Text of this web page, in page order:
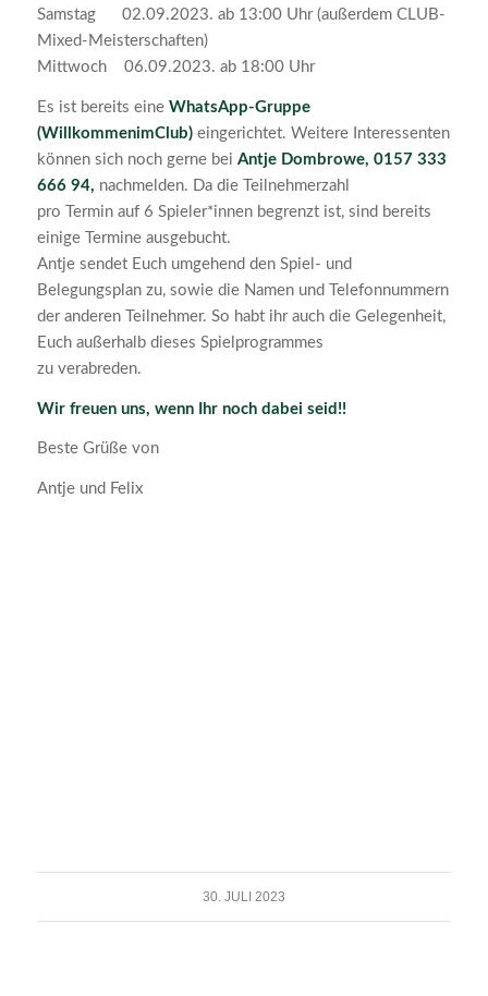
Samstag 02.09.2023. ab 13:00 Uhr (außerdem CLUB-
Mixed-Meisterschaften)
Mittwoch 06.09.2023. ab 18:00 Uhr
Es ist bereits eine WhatsApp-Gruppe
(WillkommenimClub)eingerichtet. Weitere Interessenten
können sich noch gerne bei Antje Dombrowe, 0157 333
666 94, nachmelden. Da die Teilnehmerzahl
pro Termin auf 6 Spieler*innen begrenzt ist, sind bereits
einige Termine ausgebucht.
Antje sendet Euch umgehend den Spiel- und
Belegungsplan zu, sowie die Namen und Telefonnummern
der anderen Teilnehmer. So habt ihr auch die Gelegenheit,
Euch außerhalb dieses Spielprogrammes
zu verabreden.
Wir freuen uns, wenn Ihr noch dabei seid!!
Beste Grüße von
Antje und Felix
30. JULI 2023